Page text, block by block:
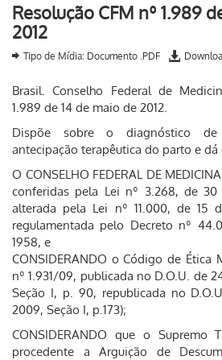
Resolução CFM nº 1.989
2012
Tipo de Mídia: Documento .PDF
Brasil. Conselho Federal de
1.989 de 14 de maio de 2012.
Dispõe sobre o diagnóstico
antecipação terapêutica do parto e
O CONSELHO FEDERAL DE
conferidas pela Lei nº 3.268, de
alterada pela Lei nº 11.000, de 15
regulamentada pelo Decreto nº
1958, e
CONSIDERANDO o Código de Ética
nº 1.931/09, publicada no D.O.U. de
Seção I, p. 90, republicada no
2009, Seção I, p.173);
CONSIDERANDO que o Supremo
procedente a Arguição de